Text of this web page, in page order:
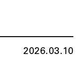
2026.03.10